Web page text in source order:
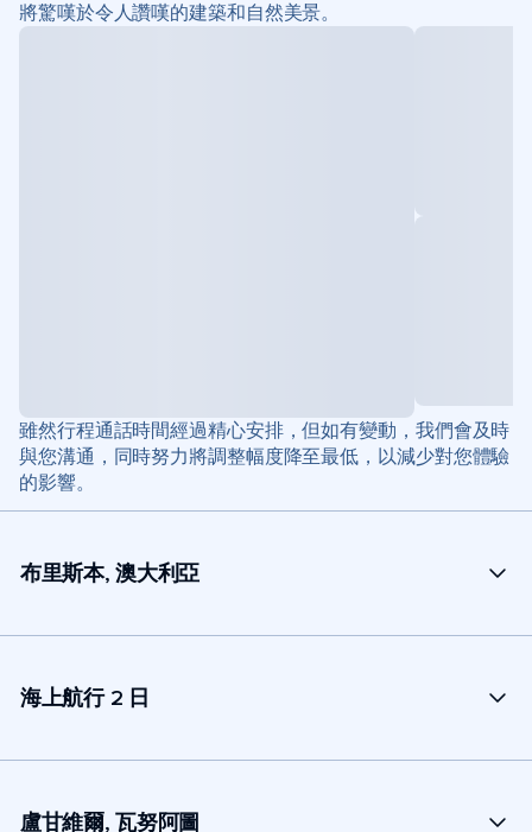
將驚嘆於令人讚嘆的建築和自然美景。
雖然行程通話時間經過精心安排，但如有變動，我們會及時
與您溝通，同時努力將調整幅度降至最低，以減少對您體驗
的影響。
布里斯本, 澳大利亞
海上航行 2 日
盧甘維爾, 瓦努阿圖